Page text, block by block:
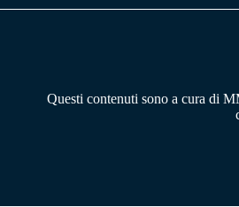
pp m
Questi contenuti sono a cura di